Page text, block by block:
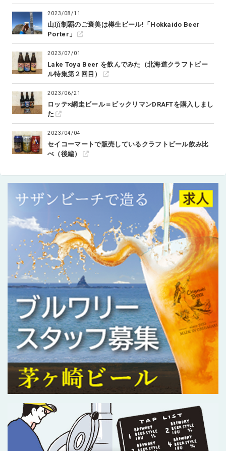
2023/08/11
山頂制覇のご褒美は樽生ビール!「Hokkaido Beer
Porter」
2023/07/01
Lake Toya Beer を飲んでみた（北海道クラフトビー
ル特集第２回目）
2023/06/21
ロッテ×網走ビール＝ビックリマンDRAFTを購入しまし
た
2023/04/04
セイコーマートで販売しているクラフトビール飲み比
べ（後編）